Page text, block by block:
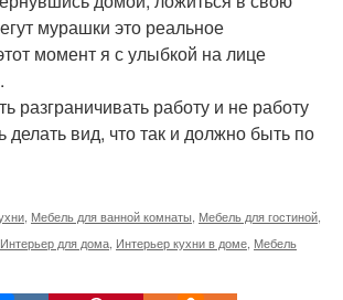
мурашки это реальное
момент я с улыбкой на лице
разграничивать работу и не работу
делать вид, что так и должно быть по
Мебель для ванной комнаты Мебель для гостиной
Интерьер для дома Интерьер кухни в доме Мебель